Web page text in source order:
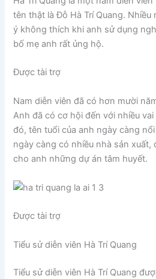
tên thật là Đỗ Hà Trí Quang.
ý không thích khi anh sử dụng
bố mẹ anh rất ủng hộ.
Được tài trợ
Nam diễn viên đã có hơn mười
Anh đã có cơ hội đến với nhiều
đó, tên tuổi của anh ngày càng
ngày càng có nhiều nhà sản xuất,
cho anh những dự án tâm huyết.
Được tài trợ
Tiểu sử diễn viên Hà Trí Quang
Tiểu sử diễn viên Hà Trí Quang